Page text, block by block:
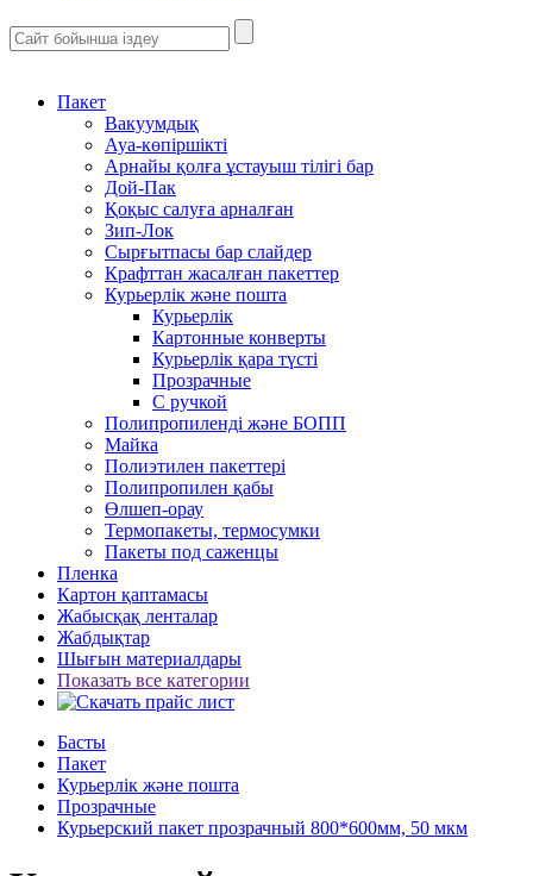
Пакет
Вакуумдық
Ауа-көпіршікті
Арнайы қолға ұстауыш тілігі бар
Дой-Пак
Қоқыс салуға арналған
Зип-Лок
Сырғытпасы бар слайдер
Крафттан жасалған пакеттер
Курьерлік және пошта
Курьерлік
Картонные конверты
Курьерлік қара түсті
Прозрачные
С ручкой
Полипропиленді және БОПП
Майка
Полиэтилен пакеттері
Полипропилен қабы
Өлшеп-орау
Термопакеты, термосумки
Пакеты под саженцы
Пленка
Картон қаптамасы
Жабысқақ ленталар
Жабдықтар
Шығын материалдары
Показать все категории
Басты
Пакет
Курьерлік және пошта
Прозрачные
Курьерский пакет прозрачный 800*600мм, 50 мкм